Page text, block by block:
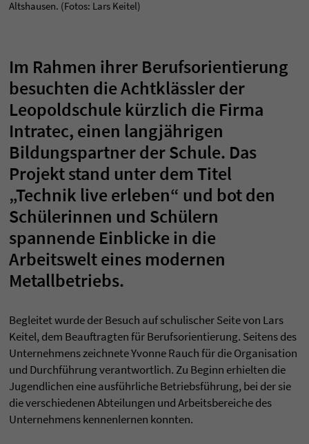
Altshausen. (Fotos: Lars Keitel)
Im Rahmen ihrer Berufsorientierung
besuchten die Achtklässler der
Leopoldschule kürzlich die Firma
Intratec, einen langjährigen
Bildungspartner der Schule. Das
Projekt stand unter dem Titel
„Technik live erleben“ und bot den
Schülerinnen und Schülern
spannende Einblicke in die
Arbeitswelt eines modernen
Metallbetriebs.
Begleitet wurde der Besuch auf schulischer Seite von Lars
Keitel, dem Beauftragten für Berufsorientierung. Seitens des
Unternehmens zeichnete Yvonne Rauch für die Organisation
und Durchführung verantwortlich. Zu Beginn erhielten die
Jugendlichen eine ausführliche Betriebsführung, bei der sie
die verschiedenen Abteilungen und Arbeitsbereiche des
Unternehmens kennenlernen konnten.